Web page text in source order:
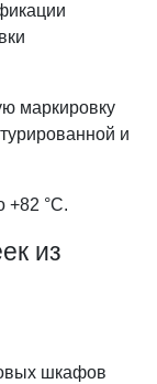
маркировку
и
+82 °С.
из
шкафов